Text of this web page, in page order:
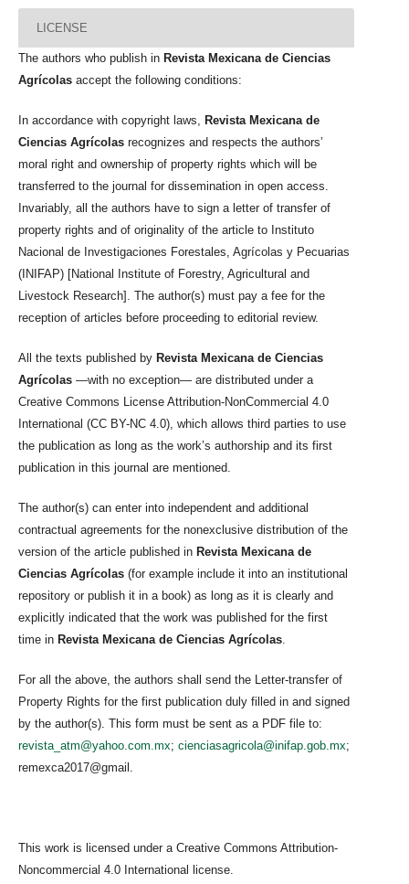
LICENSE
The authors who publish in Revista Mexicana de Ciencias
Agrícolas accept the following conditions:
In accordance with copyright laws, Revista Mexicana de
Ciencias Agrícolas recognizes and respects the authors’
moral right and ownership of property rights which will be
transferred to the journal for dissemination in open access.
Invariably, all the authors have to sign a letter of transfer of
property rights and of originality of the article to Instituto
Nacional de Investigaciones Forestales, Agrícolas y Pecuarias
(INIFAP) [National Institute of Forestry, Agricultural and
Livestock Research]. The author(s) must pay a fee for the
reception of articles before proceeding to editorial review.
All the texts published by Revista Mexicana de Ciencias
Agrícolas —with no exception— are distributed under a
Creative Commons License Attribution-NonCommercial 4.0
International (CC BY-NC 4.0), which allows third parties to use
the publication as long as the work’s authorship and its first
publication in this journal are mentioned.
The author(s) can enter into independent and additional
contractual agreements for the nonexclusive distribution of the
version of the article published in Revista Mexicana de
Ciencias Agrícolas (for example include it into an institutional
repository or publish it in a book) as long as it is clearly and
explicitly indicated that the work was published for the first
time in Revista Mexicana de Ciencias Agrícolas.
For all the above, the authors shall send the Letter-transfer of
Property Rights for the first publication duly filled in and signed
by the author(s). This form must be sent as a PDF file to:
revista_atm@yahoo.com.mx; cienciasagricola@inifap.gob.mx;
remexca2017@gmail.
This work is licensed under a Creative Commons Attribution-
Noncommercial 4.0 International license.